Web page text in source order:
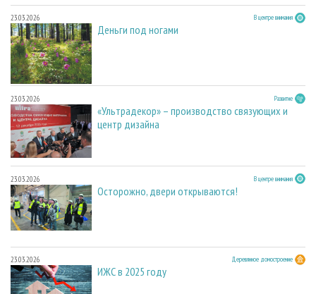
23.03.2026 В центре внимания
Деньги под ногами
23.03.2026 Развитие
«Ультрадекор» – производство связующих и
центр дизайна
23.03.2026 В центре внимания
Осторожно, двери открываются!
23.03.2026 Деревянное домостроение
ИЖС в 2025 году